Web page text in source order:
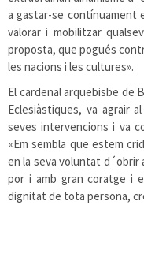
a gastar-se contínuament
valorar i mobilitzar
proposta, que pogués
les nacions i les cultures».
El cardenal arquebisbe de
Eclesiàstiques, va agrair
seves intervencions i va
«Em sembla que estem
en la seva voluntat d´obrir
por i amb gran coratge i
dignitat de tota persona,